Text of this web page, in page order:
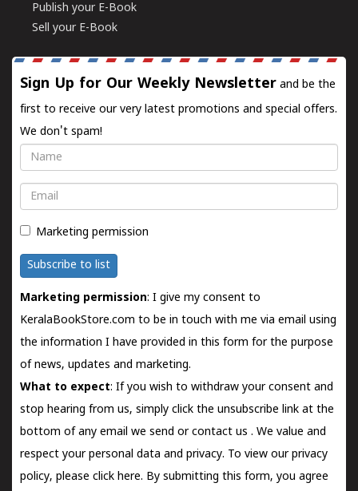
Publish your E-Book
Sell your E-Book
Sign Up for Our Weekly Newsletter and be the
first to receive our very latest promotions and special offers.
We don't spam!
Name
Email
Marketing permission
Subscribe to list
Marketing permission: I give my consent to
KeralaBookStore.com to be in touch with me via email using
the information I have provided in this form for the purpose
of news, updates and marketing.
What to expect: If you wish to withdraw your consent and
stop hearing from us, simply click the unsubscribe link at the
bottom of any email we send orcontact us . We value and
respect your personal data and privacy. To view our privacy
policy, please click here. By submitting this form, you agree